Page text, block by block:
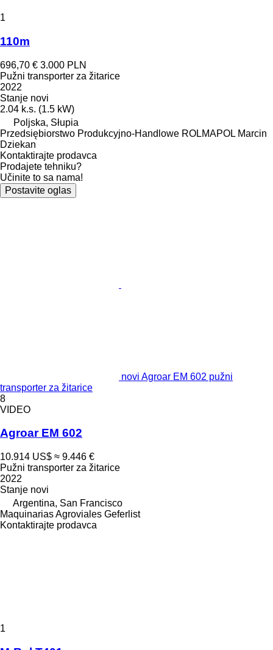
1
110m
696,70 € 3.000 PLN
Pužni transporter za žitarice
2022
Stanje novi
2.04 k.s. (1.5 kW)
Poljska, Słupia
Przedsiębiorstwo Produkcyjno-Handlowe ROLMAPOL Marcin
Dziekan
Kontaktirajte prodavca
Prodajete tehniku?
Učinite to sa nama!
Postavite oglas
novi Agroar EM 602 pužni
transporter za žitarice
8
VIDEO
Agroar EM 602
10.914 US$ ≈ 9.446 €
Pužni transporter za žitarice
2022
Stanje novi
Argentina, San Francisco
Maquinarias Agroviales Geferlist
Kontaktirajte prodavca
1